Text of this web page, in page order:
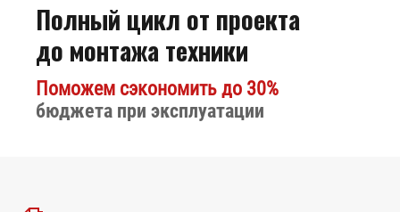
Полный цикл от проекта
до монтажа техники
Поможем сэкономить до 30%
бюджета при эксплуатации
Биокамин
Kratki Lima